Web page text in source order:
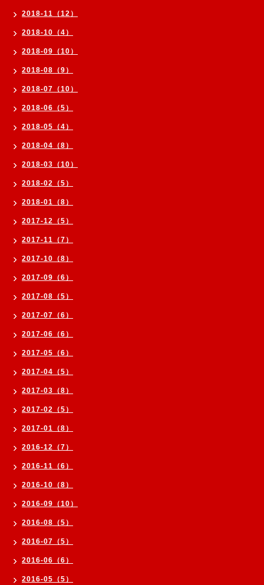
2018-11（12）
2018-10（4）
2018-09（10）
2018-08（9）
2018-07（10）
2018-06（5）
2018-05（4）
2018-04（8）
2018-03（10）
2018-02（5）
2018-01（8）
2017-12（5）
2017-11（7）
2017-10（8）
2017-09（6）
2017-08（5）
2017-07（6）
2017-06（6）
2017-05（6）
2017-04（5）
2017-03（8）
2017-02（5）
2017-01（8）
2016-12（7）
2016-11（6）
2016-10（8）
2016-09（10）
2016-08（5）
2016-07（5）
2016-06（6）
2016-05（5）